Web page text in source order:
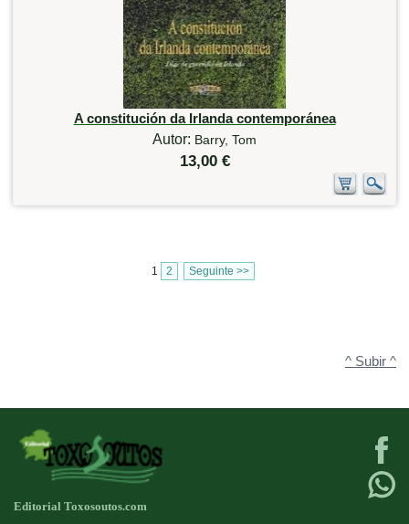
A constitución da Irlanda contemporánea
Autor: Barry, Tom
13,00 €
1 2 Seguinte >>
^ Subir ^
Editorial Toxosoutos.com